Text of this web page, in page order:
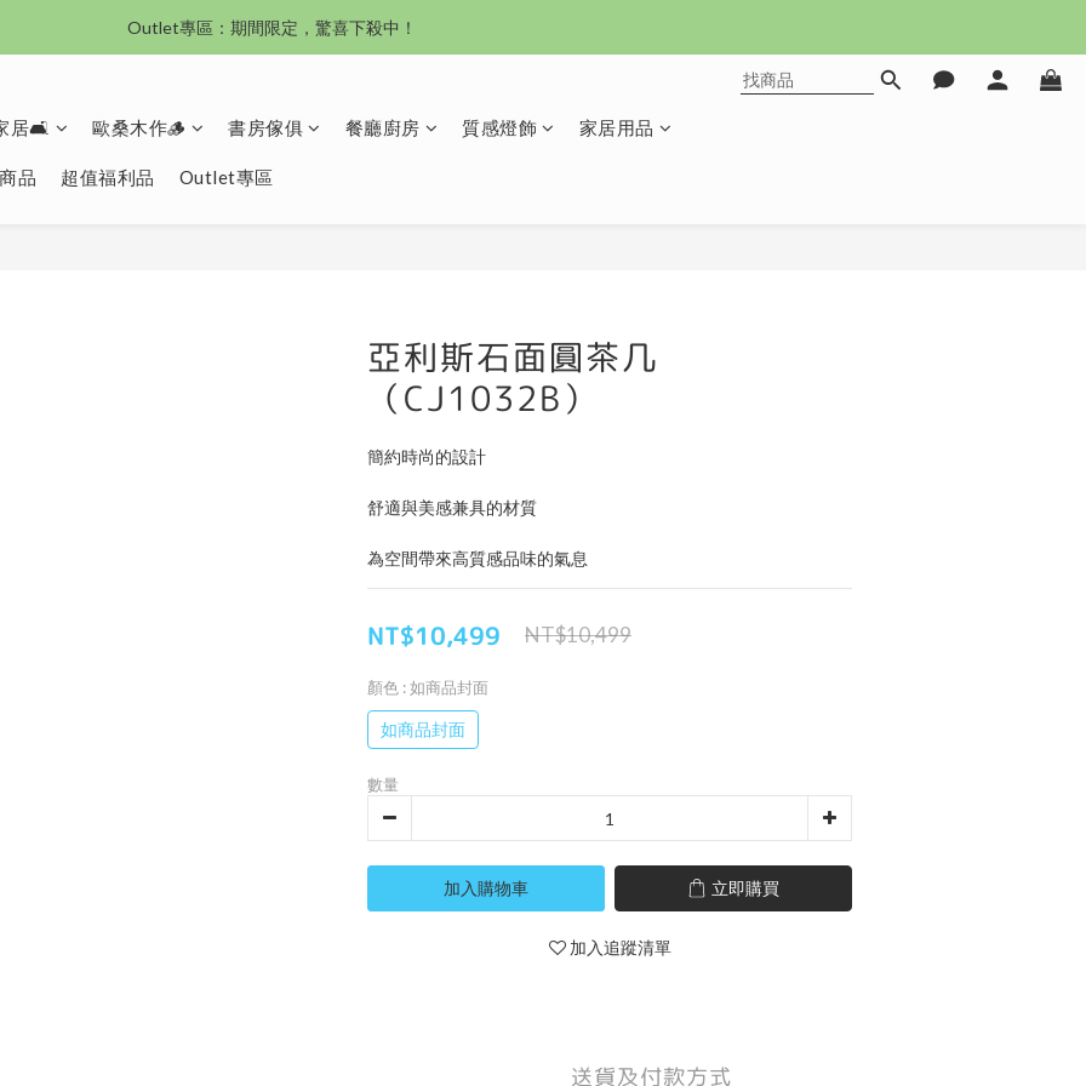
沙發新登場｜想躺就躺，頭等艙到商務艙一次擁有
Outlet專區：期間限定，驚喜下殺中！
居🛋️ 歐桑木作🪵 書房傢俱 餐廳廚房 質感燈飾 家居用品
品 超值福利品 Outlet專區
亞利斯石面圓茶几
（CJ1032B）
簡約時尚的設計
舒適與美感兼具的材質
為空間帶來高質感品味的氣息
NT$10,499 NT$10,499
顏色 : 如商品封面
如商品封面
數量
加入購物車 立即購買
加入追蹤清單
送貨及付款方式